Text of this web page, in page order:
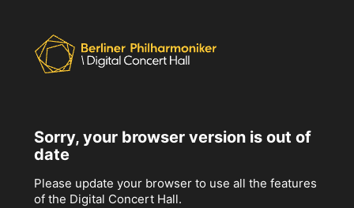
Sorry, your browser version is out of
date
Please update your browser to use all the features
of the Digital Concert Hall.